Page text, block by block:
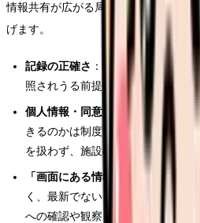
情報共有が広がる局面で、現場の看護
げます。
記録の正確さ ：自分が入力・記載
照されうる前提で、あいまいな表
個人情報・同意の扱い
：誰が、ど
きるのかは制度・施設のルールで
を扱わず、施設の手順に従う
「画面にある情報」を過信しない
く、最新でない・反映に時間差が
への確認や観察を省略しない